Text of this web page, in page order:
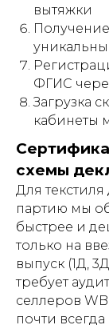
вытяжки
ФГИС
Загрузка
кабинеты
схемы
Для
партию мы
быстрее и
только на
выпуск (1Д,
требует
селлеров
почти